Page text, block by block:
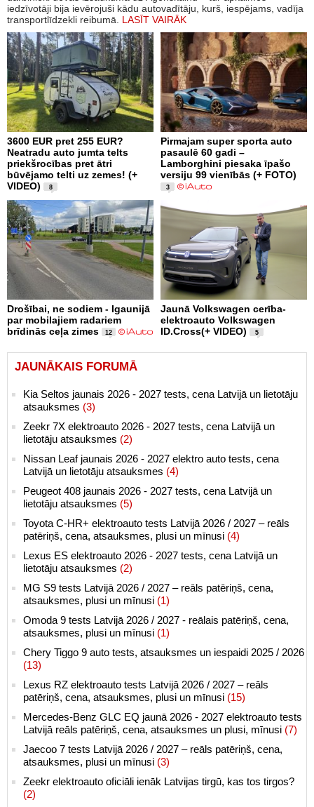
iedzīvotāji bija ievērojuši kādu autovadītāju, kurš, iespējams, vadīja
transportlīdzekli reibumā. LASĪT VAIRĀK
3600 EUR pret 255 EUR?
Neatradu auto jumta telts
priekšrocības pret ātri
būvējamo telti uz zemes! (+
VIDEO)
8
Pirmajam super sporta auto
pasaulē 60 gadi –
Lamborghini piesaka īpašo
versiju 99 vienībās (+ FOTO)
3
Drošībai, ne sodiem - Igaunijā
par mobilajiem radariem
brīdinās ceļa zimes
12
Jaunā Volkswagen cerība-
elektroauto Volkswagen
ID.Cross(+ VIDEO)
5
JAUNĀKAIS FORUMĀ
Kia Seltos jaunais 2026 - 2027 tests, cena Latvijā un lietotāju
atsauksmes (3)
Zeekr 7X elektroauto 2026 - 2027 tests, cena Latvijā un
lietotāju atsauksmes (2)
Nissan Leaf jaunais 2026 - 2027 elektro auto tests, cena
Latvijā un lietotāju atsauksmes (4)
Peugeot 408 jaunais 2026 - 2027 tests, cena Latvijā un
lietotāju atsauksmes (5)
Toyota C-HR+ elektroauto tests Latvijā 2026 / 2027 – reāls
patēriņš, cena, atsauksmes, plusi un mīnusi (4)
Lexus ES elektroauto 2026 - 2027 tests, cena Latvijā un
lietotāju atsauksmes (2)
MG S9 tests Latvijā 2026 / 2027 – reāls patēriņš, cena,
atsauksmes, plusi un mīnusi (1)
Omoda 9 tests Latvijā 2026 / 2027 - reālais patēriņš, cena,
atsauksmes, plusi un mīnusi (1)
Chery Tiggo 9 auto tests, atsauksmes un iespaidi 2025 / 2026
(13)
Lexus RZ elektroauto tests Latvijā 2026 / 2027 – reāls
patēriņš, cena, atsauksmes, plusi un mīnusi (15)
Mercedes-Benz GLC EQ jaunā 2026 - 2027 elektroauto tests
Latvijā reāls patēriņš, cena, atsauksmes un plusi, mīnusi (7)
Jaecoo 7 tests Latvijā 2026 / 2027 – reāls patēriņš, cena,
atsauksmes, plusi un mīnusi (3)
Zeekr elektroauto oficiāli ienāk Latvijas tirgū, kas tos tirgos?
(2)